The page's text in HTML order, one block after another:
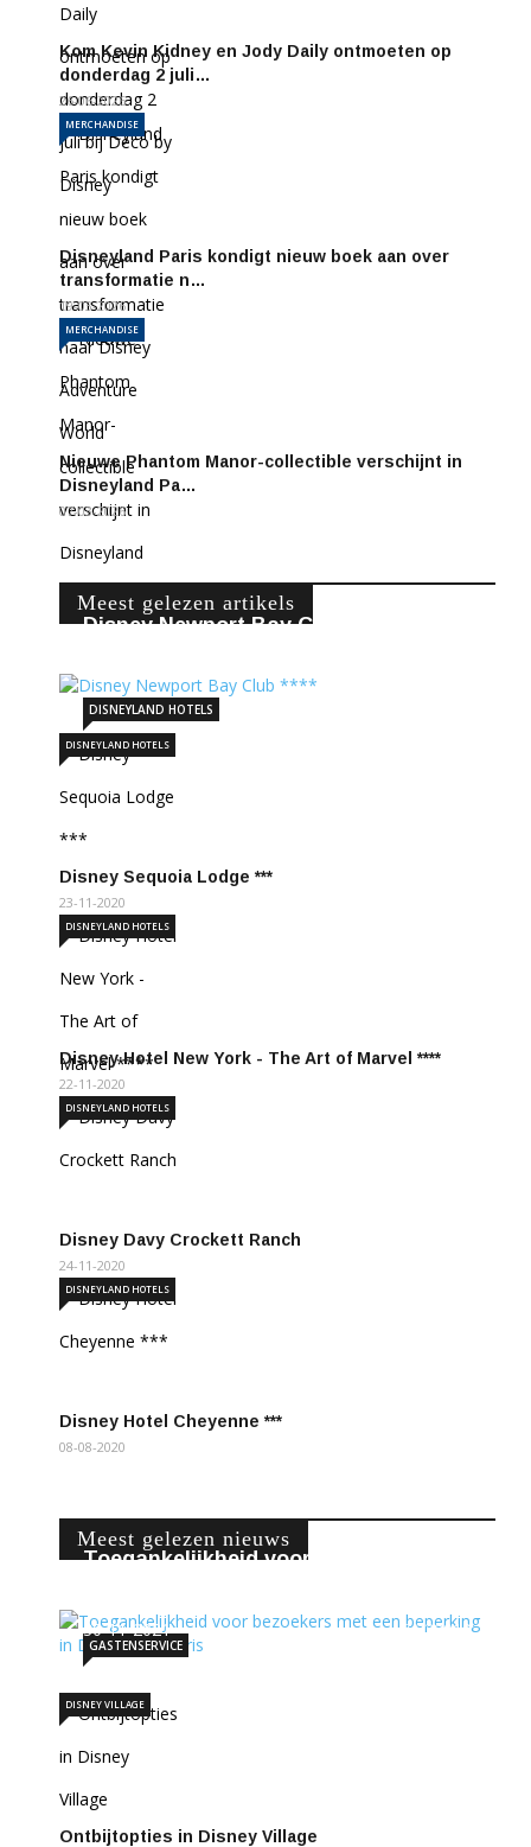
Kom Kevin Kidney en Jody Daily ontmoeten op
donderdag 2 juli…
26-06-2026
Disneyland Paris kondigt nieuw boek aan over
transformatie n…
MERCHANDISE
19-03-2026
Nieuwe Phantom Manor-collectible verschijnt in
Disneyland Pa…
MERCHANDISE
07-03-2026
Meest gelezen artikels
Disney Newport Bay Club ****
DISNEYLAND HOTELS
Disney Sequoia Lodge ***
DISNEYLAND HOTELS
23-11-2020
Disney Hotel New York - The Art of Marvel ****
DISNEYLAND HOTELS
22-11-2020
Disney Davy Crockett Ranch
DISNEYLAND HOTELS
24-11-2020
Disney Hotel Cheyenne ***
DISNEYLAND HOTELS
08-08-2020
Meest gelezen nieuws
Toegankelijkheid voor bezoekers met
30-11-2021 339019
GASTENSERVICE
Ontbijtopties in Disney Village
DISNEY VILLAGE